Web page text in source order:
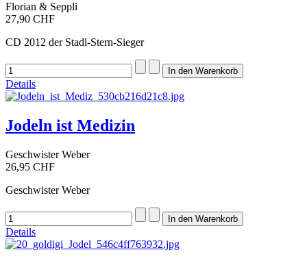
Florian & Seppli
27,90 CHF
CD 2012 der Stadl-Stern-Sieger
Details
Jodeln ist Medizin
Geschwister Weber
26,95 CHF
Geschwister Weber
Details